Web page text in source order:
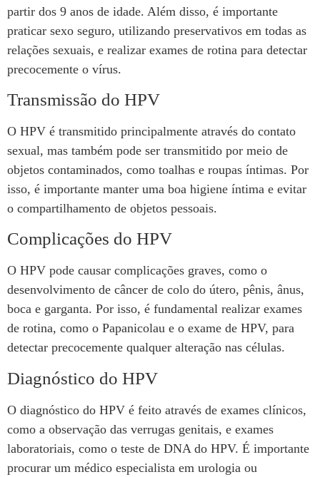
partir dos 9 anos de idade. Além disso, é importante
praticar sexo seguro, utilizando preservativos em todas as
relações sexuais, e realizar exames de rotina para detectar
precocemente o vírus.
Transmissão do HPV
O HPV é transmitido principalmente através do contato
sexual, mas também pode ser transmitido por meio de
objetos contaminados, como toalhas e roupas íntimas. Por
isso, é importante manter uma boa higiene íntima e evitar
o compartilhamento de objetos pessoais.
Complicações do HPV
O HPV pode causar complicações graves, como o
desenvolvimento de câncer de colo do útero, pênis, ânus,
boca e garganta. Por isso, é fundamental realizar exames
de rotina, como o Papanicolau e o exame de HPV, para
detectar precocemente qualquer alteração nas células.
Diagnóstico do HPV
O diagnóstico do HPV é feito através de exames clínicos,
como a observação das verrugas genitais, e exames
laboratoriais, como o teste de DNA do HPV. É importante
procurar um médico especialista em urologia ou